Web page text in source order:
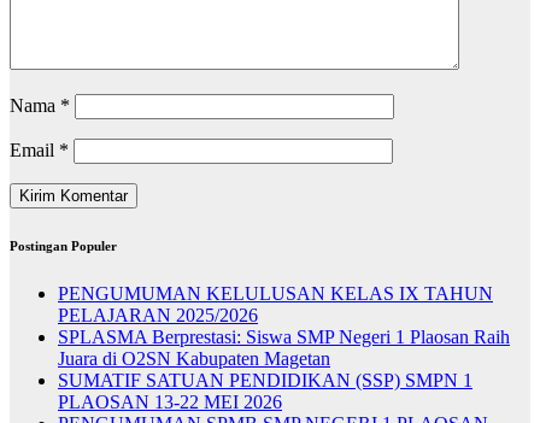
Nama *
Email *
Postingan Populer
PENGUMUMAN KELULUSAN KELAS IX TAHUN
PELAJARAN 2025/2026
SPLASMA Berprestasi: Siswa SMP Negeri 1 Plaosan Raih
Juara di O2SN Kabupaten Magetan
SUMATIF SATUAN PENDIDIKAN (SSP) SMPN 1
PLAOSAN 13-22 MEI 2026